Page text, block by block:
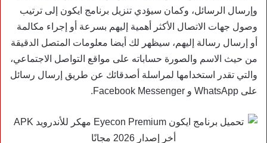
وإرسال الرسائل، وكمان سيؤدي تنزيل برنامج ايكون إلى ترتيب
وصول جهات الاتصال الأكثر أهمية إليهم بسرعة أو إجراء مكالمة
أو إرسال رسالة إليهم، سيظهر لك أيضا معلومات المتصل الدقيقة
من حيث الاسم والصورة حساباته على مواقع التواصل الاجتماعي،
والتي تقدر استخدامها لمراسلة أصدقائك عن طريق إرسال رسائل
على WhatsApp و Facebook Messenger.